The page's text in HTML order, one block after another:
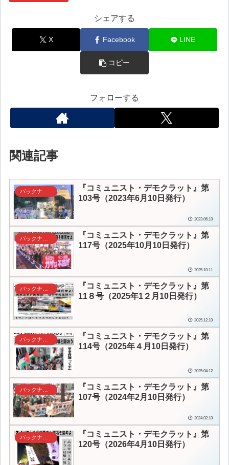
シェアする
X Facebook LINE
コピー
フォローする
関連記事
『コミュニスト・デモクラット』第
103号（2023年6月10日発行）
2023.06.10
『コミュニスト・デモクラット』第
117号（2025年10月10日発行）
2025.10.11
バックナンバー
『コミュニスト・デモクラット』第
11８号（2025年1２月10日発行）
2025.12.10
『コミュニスト・デモクラット』第
114号（2025年４月10日発行）
2025.04.12
『コミュニスト・デモクラット』第
107号（2024年2月10日発行）
2024.02.10
『コミュニスト・デモクラット』第
120号（2026年4月10日発行）